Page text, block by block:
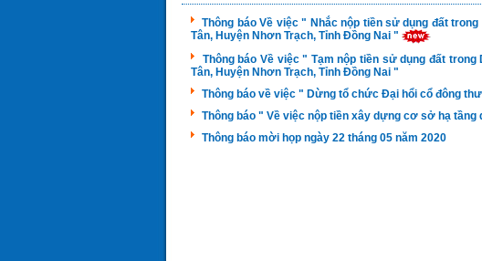
Thông báo Về việc " Nhắc nộp tiền sử dụng đất
Tân, Huyện Nhơn Trạch, Tỉnh Đồng Nai "
Thông báo Về việc " Tạm nộp tiền sử dụng đất
Tân, Huyện Nhơn Trạch, Tỉnh Đồng Nai "
Thông báo về việc " Dừng tổ chức Đại hổi cổ đông
Thông báo " Về việc nộp tiền xây dựng cơ sở hạ tầng
Thông báo mời họp ngày 22 tháng 05 năm 2020